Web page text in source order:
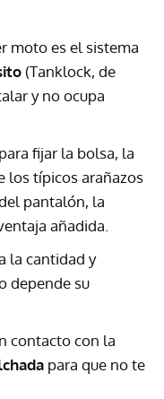
moto es el sistema
(Tanklock, de
y no ocupa
fijar la bolsa, la
los típicos arañazos
pantalón, la
añadida.
la cantidad y
depende su
contacto con la
para que no te